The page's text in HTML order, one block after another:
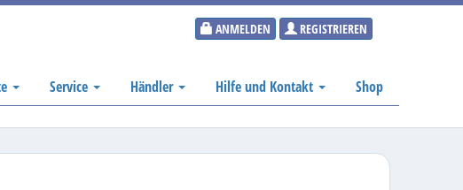
ANMELDEN REGISTRIEREN
Service Händler Hilfe und Kontakt Shop